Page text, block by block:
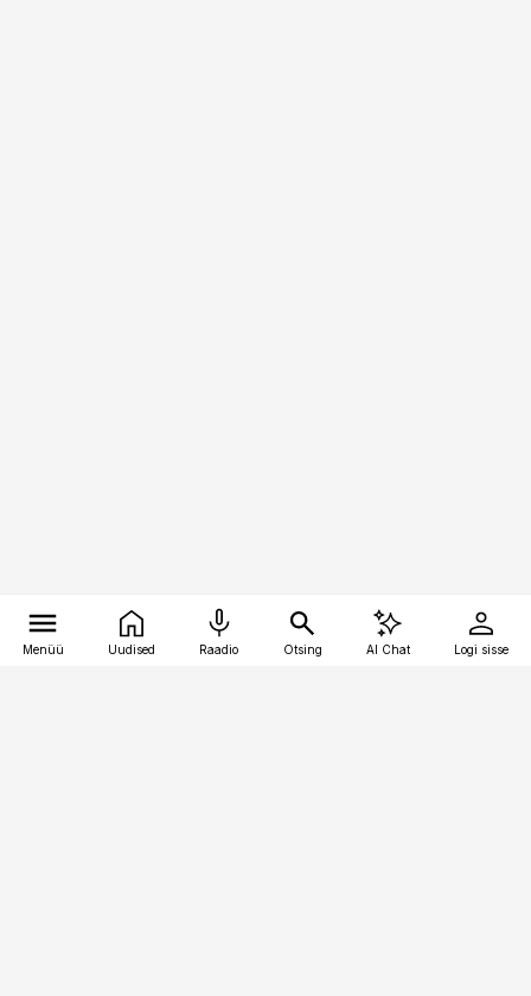
Menüü Uudised Raadio Otsing AI Chat Logi sisse